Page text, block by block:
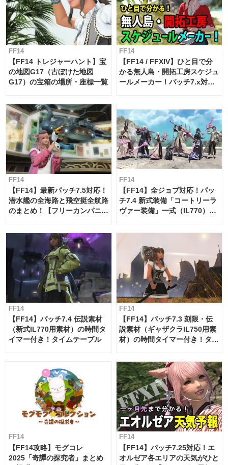
FF14
【FF14 トレジャーハント】宝
の地図G17（古ぼけた地図
G17）の宝箱の場所・座標一覧
FF14
【FF14 / FFXIV】ひと目で分
かる無人島・開拓工房スケジュ
ールメーカー！パッチ7.x対応
FF14
【FF14】最新パッチ7.5対応！
潜水艦の全海路と飛空挺全航路
のまとめ！【フリーカンパニ
FF14
【FF14】全ジョブ対応！パッ
チ7.4 新式装備「コートリーラ
ヴァー装備」一式（IL770）の
FF14
【FF14】パッチ7.4 伝説素材
（新式IL770用素材）の時間タ
イマー付き！タイムテーブル
FF14
【FF14】パッチ7.3 刻限・伝
説素材（ギャザクラIL750用素
材）の時間タイマー付き！タイ
FF14
【FF14攻略】モグコレ
2025「奇譚の探究者」まとめ
FF14
【FF14】パッチ7.25対応！エ
オルゼア各エリアの天気がひと